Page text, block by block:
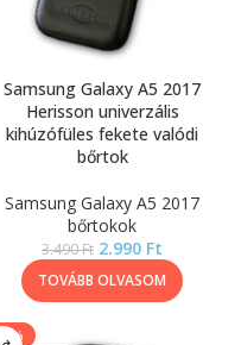
Samsung Galaxy A5 2017
Herisson univerzális
kihúzófüles fekete valódi
bőrtok
Samsung Galaxy A5 2017
bőrtokok
3.490Ft 2.990 Ft
TOVÁBB OLVASOM
-14%